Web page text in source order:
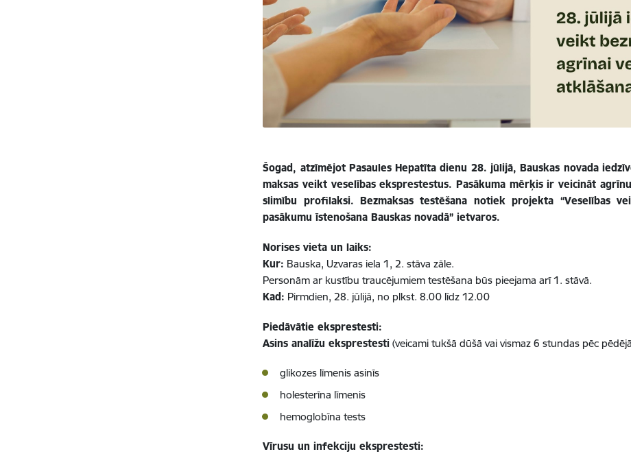
Šogad, atzīmējot Pasaules Hepatīta dienu 28. jūlijā, Bauskas novada
maksas veikt veselības eksprestestus. Pasākuma mērķis ir veicināt
slimību profilaksi. Bezmaksas testēšana notiek projekta “Veselības
pasākumu īstenošana Bauskas novadā” ietvaros.
Norises vieta un laiks:
Kur: Bauska, Uzvaras iela 1, 2. stāva zāle.
Personām ar kustību traucējumiem testēšana būs pieejama arī 1. stāvā.
Kad: Pirmdien, 28. jūlijā, no plkst. 8.00 līdz 12.00
Piedāvātie eksprestesti:
Asins analīžu eksprestesti (veicami tukšā dūšā vai vismaz 6 stundas pēc
glikozes līmenis asinīs
holesterīna līmenis
hemoglobīna tests
Vīrusu un infekciju eksprestesti: